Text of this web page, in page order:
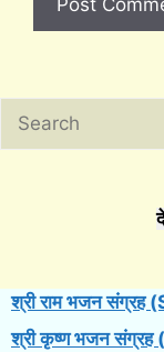
श्री राम भजन
श्री कृष्ण भजन